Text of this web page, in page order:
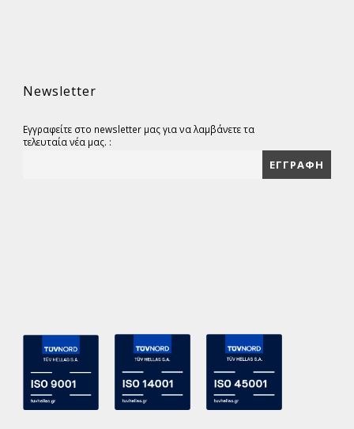
Newsletter
Εγγραφείτε στο newsletter μας για να λαμβάνετε τα
τελευταία νέα μας. :